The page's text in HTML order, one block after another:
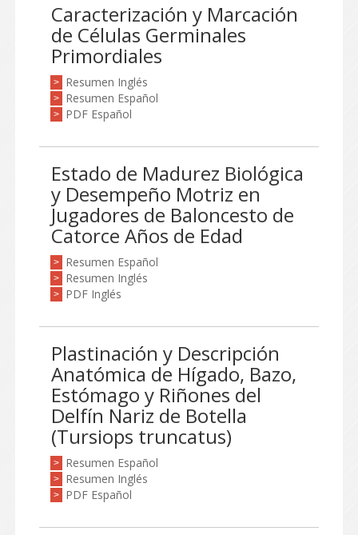
Caracterización y Marcación
de Células Germinales
Primordiales
> Resumen Inglés
> Resumen Español
> PDF Español
Estado de Madurez Biológica
y Desempeño Motriz en
Jugadores de Baloncesto de
Catorce Años de Edad
> Resumen Español
> Resumen Inglés
> PDF Inglés
Plastinación y Descripción
Anatómica de Hígado, Bazo,
Estómago y Riñones del
Delfín Nariz de Botella
(Tursiops truncatus)
> Resumen Español
> Resumen Inglés
> PDF Español